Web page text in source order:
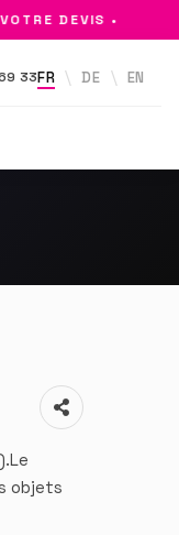
DEVIS •
33FR DE EN
objets